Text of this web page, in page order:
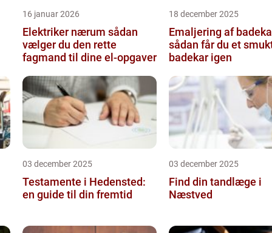
16 januar 2026
Elektriker nærum sådan
vælger du den rette
fagmand til dine el-opgaver
18 december 2025
Emaljering af
sådan får du et
badekar igen
03 december 2025
Testamente i Hedensted:
en guide til din fremtid
03 december 2025
Find din tandlæge i
Næstved